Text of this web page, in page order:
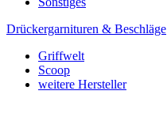
Drückergarnituren & Beschläge
Griffwelt
Scoop
weitere Hersteller